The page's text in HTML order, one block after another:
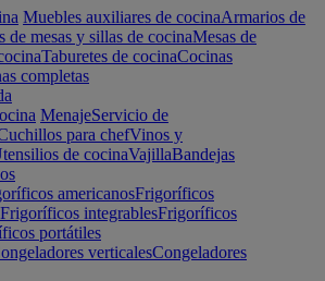
Muebles auxiliares de cocinaArmarios de
de mesas y sillas de cocinaMesas de
Taburetes de cocinaCocinas
completas
MenajeServicio de
para chefVinos y
de cocinaVajillaBandejas
americanosFrigoríficos
Frigoríficos integrablesFrigoríficos
portátiles
verticalesCongeladores